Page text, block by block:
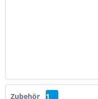
Zubehör 1